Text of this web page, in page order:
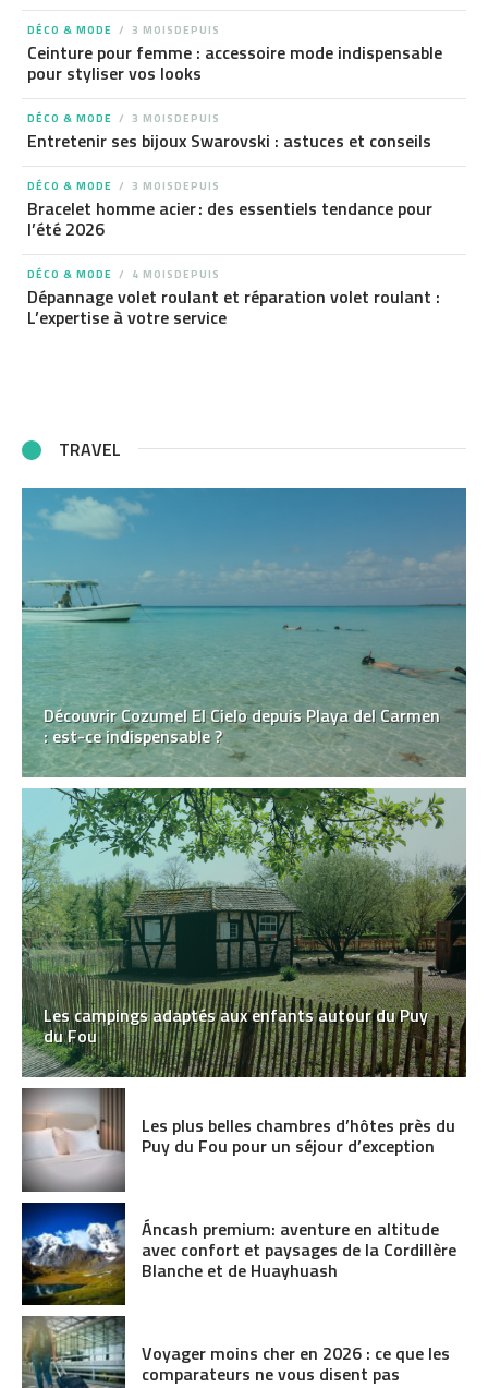
DÉCO & MODE 3 MOISDEPUIS
Ceinture pour femme : accessoire mode indispensable
pour styliser vos looks
DÉCO & MODE 3 MOISDEPUIS
Entretenir ses bijoux Swarovski : astuces et conseils
DÉCO & MODE 3 MOISDEPUIS
Bracelet homme acier : des essentiels tendance pour
l’été 2026
DÉCO & MODE 4 MOISDEPUIS
Dépannage volet roulant et réparation volet roulant :
L’expertise à votre service
TRAVEL
Découvrir Cozumel El Cielo depuis Playa del Carmen
: est-ce indispensable ?
Les campings adaptés aux enfants autour du Puy
du Fou
Les plus belles chambres d’hôtes près du
Puy du Fou pour un séjour d’exception
Áncash premium: aventure en altitude
avec confort et paysages de la Cordillère
Blanche et de Huayhuash
Voyager moins cher en 2026 : ce que les
comparateurs ne vous disent pas